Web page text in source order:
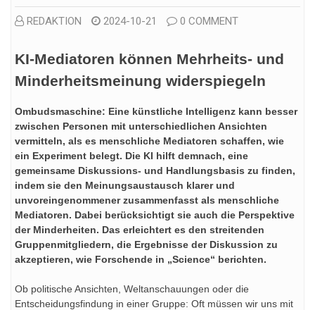
REDAKTION 2024-10-21 0 COMMENT
KI-Mediatoren können Mehrheits- und
Minderheitsmeinung widerspiegeln
Ombudsmaschine: Eine künstliche Intelligenz kann besser
zwischen Personen mit unterschiedlichen Ansichten
vermitteln, als es menschliche Mediatoren schaffen, wie
ein Experiment belegt. Die KI hilft demnach, eine
gemeinsame Diskussions- und Handlungsbasis zu finden,
indem sie den Meinungsaustausch klarer und
unvoreingenommener zusammenfasst als menschliche
Mediatoren. Dabei berücksichtigt sie auch die Perspektive
der Minderheiten. Das erleichtert es den streitenden
Gruppenmitgliedern, die Ergebnisse der Diskussion zu
akzeptieren, wie Forschende in „Science“ berichten.
Ob politische Ansichten, Weltanschauungen oder die
Entscheidungsfindung in einer Gruppe: Oft müssen wir uns mit